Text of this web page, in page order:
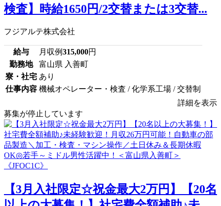
検査】時給1650円/2交替または3交替...
フジアルテ株式会社
給与 月収例315,000円
勤務地
富山県 入善町
寮・社宅 あり
仕事内容 機械オペレーター・検査 / 化学系工場 / 交替制
詳細を表示
募集が停止しています
【3月入社限定☆祝金最大2万円】【20名